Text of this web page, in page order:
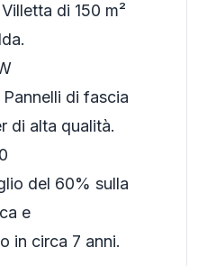
Villetta di 150 m²
Pannelli di fascia
di alta qualità.
del 60% sulla
e
in circa 7 anni.